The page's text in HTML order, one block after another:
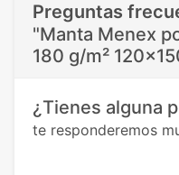
Preguntas
"Manta Menex
180 g/m²
¿Tienes alguna
te responderemos